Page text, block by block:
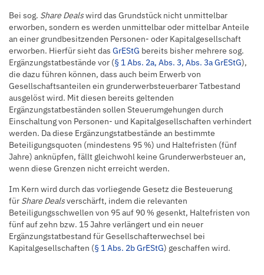
Bei sog. Share Dealswird das Grundstück nicht unmittelbar
erworben, sondern es werden unmittelbar oder mittelbar Anteile
an einer grundbesitzenden Personen- oder Kapitalgesellschaft
erworben. Hierfür sieht das GrEStG bereits bisher mehrere sog.
Ergänzungstatbestände vor (§ 1 Abs. 2a, Abs. 3, Abs. 3a GrEStG),
die dazu führen können, dass auch beim Erwerb von
Gesellschaftsanteilen ein grunderwerbsteuerbarer Tatbestand
ausgelöst wird. Mit diesen bereits geltenden
Ergänzungstatbeständen sollen Steuerumgehungen durch
Einschaltung von Personen- und Kapitalgesellschaften verhindert
werden. Da diese Ergänzungstatbestände an bestimmte
Beteiligungsquoten (mindestens 95 %) und Haltefristen (fünf
Jahre) anknüpfen, fällt gleichwohl keine Grunderwerbsteuer an,
wenn diese Grenzen nicht erreicht werden.
Im Kern wird durch das vorliegende Gesetz die Besteuerung
für Share Dealsverschärft, indem die relevanten
Beteiligungsschwellen von 95 auf 90 % gesenkt, Haltefristen von
fünf auf zehn bzw. 15 Jahre verlängert und ein neuer
Ergänzungstatbestand für Gesellschafterwechsel bei
Kapitalgesellschaften (§ 1 Abs. 2b GrEStG) geschaffen wird.